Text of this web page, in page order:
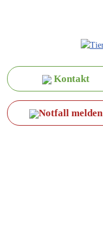
Kontakt
Notfall melden